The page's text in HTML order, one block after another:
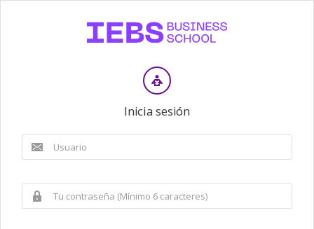
Inicia sesión